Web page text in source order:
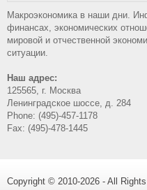
Макроэкономика в наши дни.
финансах, экономических
мировой и отчественной
ситуации.
Наш адрес:
125565, г. Москва
Ленинградское шоссе, д. 284
Phone: (495)-457-1178
Fax: (495)-478-1445
Copyright © 2010-2026 - All